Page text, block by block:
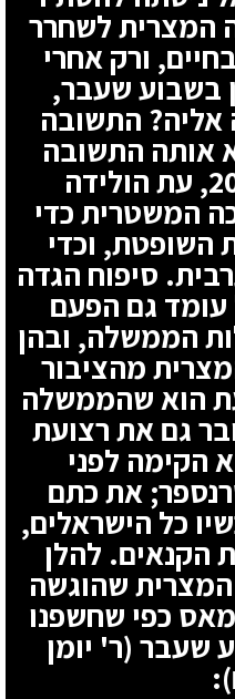
המצרית לשחרר
ורק אחרי
בשבוע שעבר,
התשובה
אותה התשובה
מחודש ינואר 2023, עת הולידה
המשטרית כדי
השופטת, וכדי
סיפוח הגדה
גם הפעם
הממשלה, ובהן
מהציבור
הוא שהממשלה
באוקטובר גם את רצועת
הקימה לפני
את כתם
כל הישראלים,
הקנאים. להלן
שהוגשה
כפי שחשפנו
שעבר (ר' יומן